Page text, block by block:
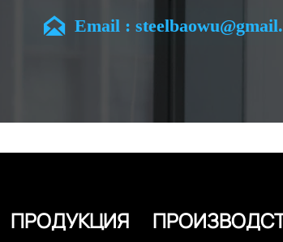
сотрудники всегда готовы обсудить
обеспечить полное удовлетворение
стандартами электротехнической
безопасность, эффективность и
мы расширились и теперь имеем пять
 Email :
ПРОДУКЦИЯ